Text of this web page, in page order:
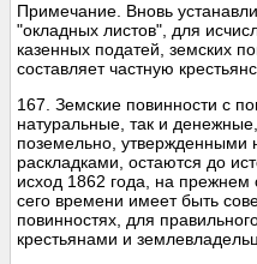
Примечание. Вновь
"окладных листов", для
казенных податей, земских
составляет частную
167. Земские повинности с
натуральные, так и
поземельно, утвержденными
раскладками, остаются до
исход 1862 года, на
сего времени имеет быть
повинностях, для
крестьянами и